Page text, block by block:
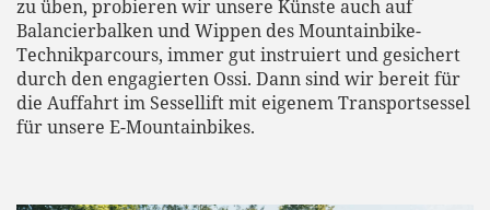
zu üben, probieren wir unsere Künste auch auf
Balancierbalken und Wippen des Mountainbike-
Technikparcours, immer gut instruiert und gesichert
durch den engagierten Ossi. Dann sind wir bereit für
die Auffahrt im Sessellift mit eigenem Transportsessel
für unsere E-Mountainbikes.